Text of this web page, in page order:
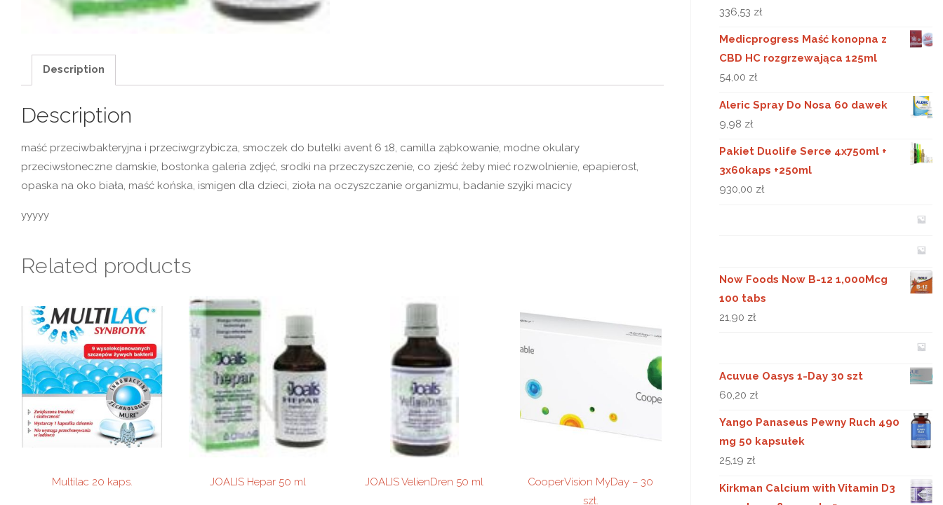
Description
Description
maść przeciwbakteryjna i przeciwgrzybicza, smoczek do butelki avent 6 18, camilla ząbkowanie, modne okulary
przeciwsłoneczne damskie, bostonka galeria zdjęć, srodki na przeczyszczenie, co zjeść żeby mieć rozwolnienie, epapierost,
opaska na oko biała, maść końska, ismigen dla dzieci, zioła na oczyszczanie organizmu, badanie szyjki macicy
yyyyy
Related products
Multilac 20 kaps. JOALIS Hepar 50 ml JOALIS VelienDren 50 ml
CooperVision MyDay – 30
szt.
336,53 zł
Medicprogress Maść konopna z
CBD HC rozgrzewająca 125ml
54,00 zł
Aleric Spray Do Nosa 60 dawek
9,98 zł
Pakiet Duolife Serce 4x750ml +
3x60kaps +250ml
930,00 zł
Now Foods Now B-12 1,000Mcg
100 tabs
21,90 zł
Acuvue Oasys 1-Day 30 szt
60,20 zł
Yango Panaseus Pewny Ruch 490
mg 50 kapsułek
25,19 zł
Kirkman Calcium with Vitamin D3